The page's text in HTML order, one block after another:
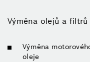
Výměna olejů a
Výměna
oleje